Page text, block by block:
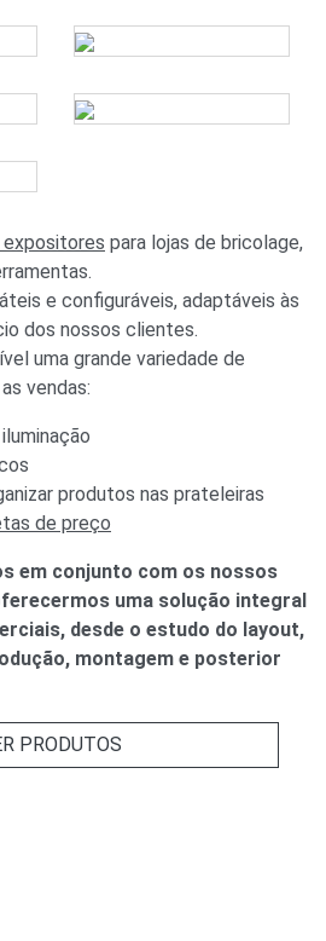
para lojas de bricolage,
e configuráveis, adaptáveis às
dos nossos clientes.
uma grande variedade de
vendas:
produtos nas prateleiras
de preço
em conjunto com os nossos
uma solução integral
desde o estudo do layout,
montagem e posterior
PRODUTOS